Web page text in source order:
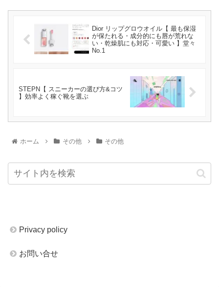
Dior リップグロウオイル【 最も保湿
が保たれる・成分的にも唇が荒れな
い・乾燥肌にも対応・可愛い 】堂々
No.1
STEPN【 スニーカーの選び方&コツ
】効率よく稼ぐ靴を選ぶ
ホーム その他 その他
Privacy policy
お問い合せ